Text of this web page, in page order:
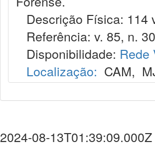
Descrição Física: 114
Referência: v. 85, n.
Disponibilidade: Rede
Localização: CAM,
2024-08-